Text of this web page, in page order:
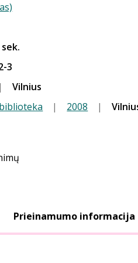
3
|
Vilnius
| 2008 |
Prieinamumo informacija